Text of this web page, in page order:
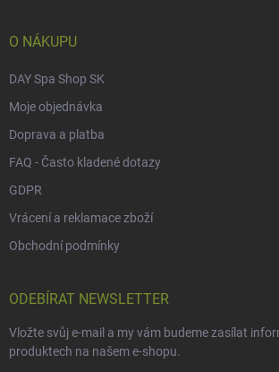
O NÁKUPU
DAY Spa Shop SK
Moje objednávka
Doprava a platba
FAQ - Často kladené dotazy
GDPR
Vrácení a reklamace zboží
Obchodní podmínky
ODEBÍRAT NEWSLETTER
Vložte svůj e-mail a my vám budeme zasílat
produktech na našem e-shopu.